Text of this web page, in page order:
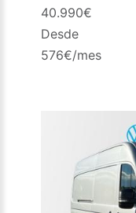
40.990€
Desde
576€/mes